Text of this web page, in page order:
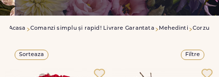
Acasa Comanzi simplu și rapid! Livrare Garantata Mehedinti Corzu
Sorteaza Filtre